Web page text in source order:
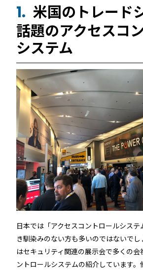
1. 米国のトレード
話題のアクセスコ
システム
日本では「アクセスコントロールシス
き馴染みのない方も多いのではないで
はセキュリティ関連の展示会で多くの会
ントロールシステムの紹介しています。
とメリットを解説！
続きを読む
宿泊施設
RemoteLOCKを導入するメリッ
活用事例
お客さまの声
宿泊施設での運用におすすめの記
無人・省人運営の宿泊施設におすす
ホテルや宿泊施設に導入するスマー
とポイントを解説